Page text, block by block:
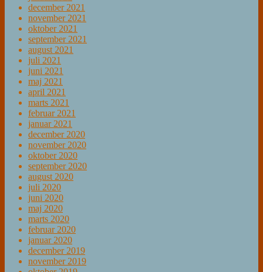
december 2021
november 2021
oktober 2021
september 2021
august 2021
juli 2021
juni 2021
maj 2021
april 2021
marts 2021
februar 2021
januar 2021
december 2020
november 2020
oktober 2020
september 2020
august 2020
juli 2020
juni 2020
maj 2020
marts 2020
februar 2020
januar 2020
december 2019
november 2019